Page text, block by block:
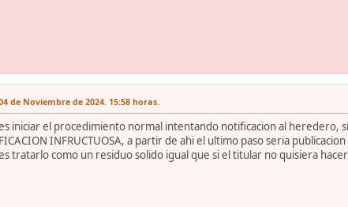
de Noviembre de 2024. 15:58 horas.
iniciar el procedimiento normal intentando notificacion al heredero,
INFRUCTUOSA, a partir de ahi el ultimo paso seria
tratarlo como un residuo solido igual que si el titular no quisiera